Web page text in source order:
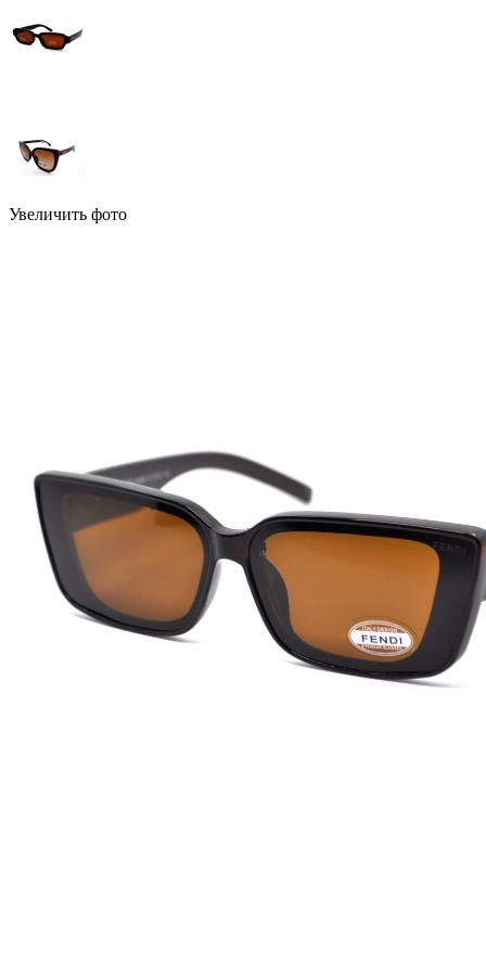
Увеличить фото